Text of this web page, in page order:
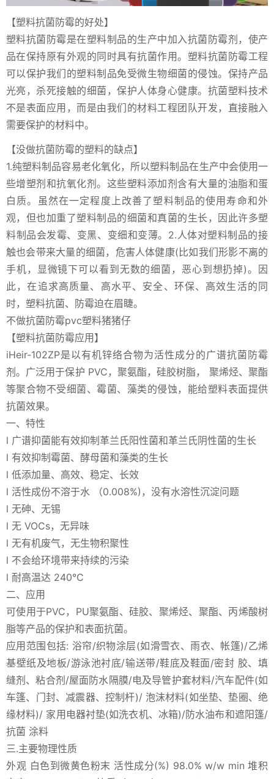
【塑料抗菌防霉的好处】
塑料抗菌防霉是在塑料制品的生产中加入抗菌防霉剂，使产
品在保持原有外观的同时具有抗菌作用。塑料抗菌防霉工程
可以保护我们的塑料制品免受微生物细菌的侵蚀。保持产品
光亮，杀死接触的细菌，保护人体身心健康。抗菌塑料技术
不是表面应用，而是由我们的材料工程团队开发，直接融入
需要保护的材料中。
【没做抗菌防霉的塑料的缺点】
1.纯塑料制品容易老化氧化，所以塑料制品在生产中会使用一
些增塑剂和抗氧化剂。这些塑料添加剂含有大量的油脂和蛋
白质。虽然在一定程度上改善了塑料制品的使用寿命和外
观，但也加重了塑料制品的细菌和真菌的生长，因此许多塑
料制品会发霉、变黑、变细和变薄。2.人体对塑料制品的接
触也会带来大量的细菌，危害人体健康(比如我们形影不离的
手机，显微镜下可以看到无数的细菌，恶心到想扔掉)。因
此，在追求高质量、高水平、安全、环保、高效生活的同
时，塑料抗菌、防霉迫在眉睫。
不做抗菌防霉pvc塑料猪猪仔
【塑料抗菌防霉应用】
iHeir-102ZP是以有机锌络合物为活性成分的广谱抗菌防霉
剂。广泛用于保护 PVC，聚氨酯，硅胶树脂， 聚烯烃、聚酯
等聚合物不受细菌、霉菌、藻类的侵蚀，能给塑料表面提供
抗菌效果。
一、特性
l 广谱抑菌能有效抑制革兰氏阳性菌和革兰氏阴性菌的生长
l 有效抑制霉菌、酵母菌和藻类的生长
l 低添加量、高效、稳定、长效
l 活性成份不溶于水 （0.008%)，没有水溶性沉淀问题
l 无砷、无锡
l 无 VOCs，无异味
l 无有机废气，无生物积聚性
l 不会给环境带来持续的污染
l 耐高温达 240℃
二、应用
可使用于PVC，PU聚氨酯、硅胶、聚烯烃、聚酯、丙烯酸树
脂等产品的保护和表面抗菌。
应用范围包括: 浴帘/织物涂层(如滑雪衣、雨衣、帐篷)/乙烯
基壁纸及地板/游泳池衬底/输送带/鞋底及鞋面/密封 胶、填
缝剂、粘合剂/屋面防水隔膜/电及导管护套材料/汽车配件(如
车篷、门封、减震器、控制杆)/ 泡沫材料(如坐垫、垫圈、绝
缘材料)/ 家用电器衬垫(如洗衣机、冰箱)/防水油布和遮阳篷/
抗菌 涂料
三.主要物理性质
外观 白色到微黄色粉末 活性成分(%) 98.0% w/w min 堆积